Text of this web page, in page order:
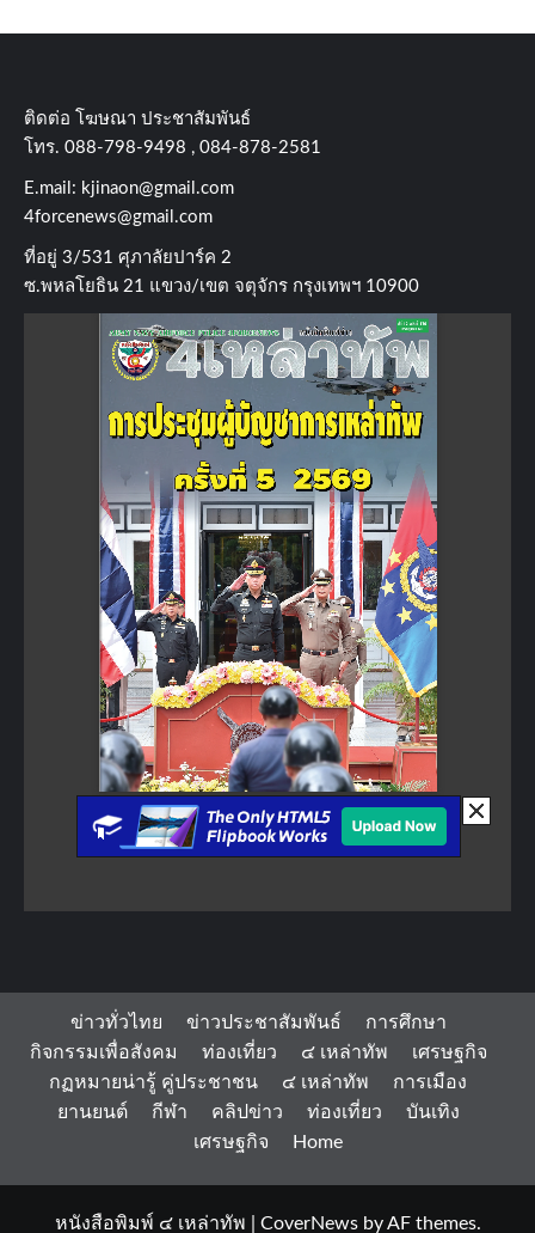
ติดต่อ​ โฆษณา​ ประชาสัมพันธ์
โทร​. 088-798-9498 , 084-878-2581
E.mail: kjinaon@gmail.com
4forcenews@gmail.com
ที่อยู่​ 3/531​ ศุภาลัยปาร์ค​ 2
ซ.พหลโยธิน​ 21​ แขวง/เขต​ จตุจักร​ กรุงเทพฯ 10900
ข่าวทั่วไทย ข่าวประชาสัมพันธ์
การศึกษา
กิจกรรมเพื่อสังคม
ท่องเที่ยว ๔ เหล่าทัพ
เศรษฐกิจ
กฏหมายน่ารู้ คู่ประชาชน
๔ เหล่าทัพ
การเมือง
ยานยนต์
กีฬา คลิปข่าว ท่องเที่ยว
บันเทิง
เศรษฐกิจ
Home
หนังสือพิมพ์ ๔ เหล่าทัพ CoverNewsby AF themes.